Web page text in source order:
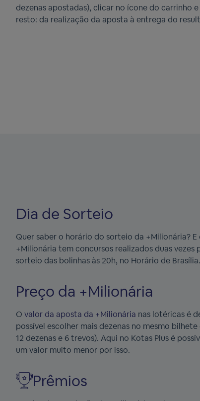
dezenas apostadas), clicar no ícone do carrinho
resto: da realização da aposta à entrega do
Dia de Sorteio
Quer saber o horário do sorteio da +Milionária? E
+Milionária tem concursos realizados duas
sorteio das bolinhas às 20h, no Horário de Brasília.
Preço da +Milionária
O valor da aposta da +Milionária nas lotéricas é
possível escolher mais dezenas no mesmo
12 dezenas e 6 trevos). Aqui no Kotas Plus é
um valor muito menor por isso.
Prêmios